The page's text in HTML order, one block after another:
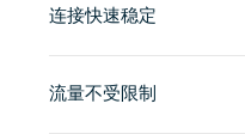
连接快速稳定
流量不受限制